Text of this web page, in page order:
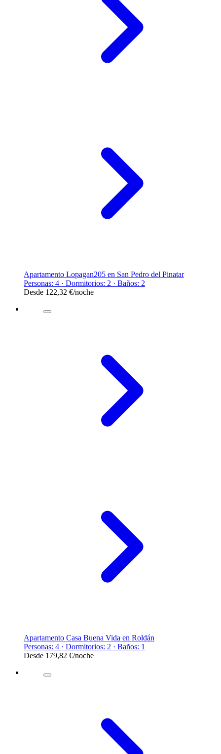
Apartamento Lopagan205 en San Pedro del Pinatar
Personas: 4 · Dormitorios: 2 · Baños: 2
Desde 122,32 €/noche
Apartamento Casa Buena Vida en Roldán
Personas: 4 · Dormitorios: 2 · Baños: 1
Desde 179,82 €/noche